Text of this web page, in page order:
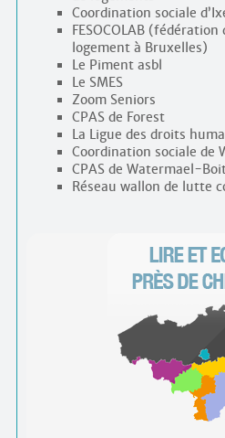
Coordination sociale
FESOCOLAB
logement à Bruxelles)
Le Piment asbl
Le SMES
Zoom Seniors
CPAS de Forest
La Ligue des droits
Coordination sociale
CPAS de Watermael-
Réseau wallon de lutte